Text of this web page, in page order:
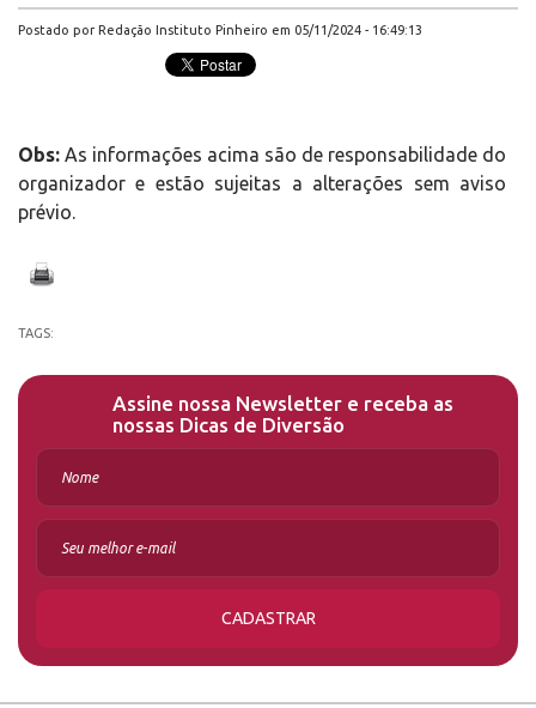
Postado por Redação Instituto Pinheiro em 05/11/2024 - 16:49:13
Obs: As informações acima são de responsabilidade do
organizador e estão sujeitas a alterações sem aviso
prévio.
TAGS:
Assine nossa Newsletter e receba as
nossas Dicas de Diversão
CADASTRAR